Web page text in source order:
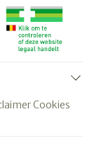
Cookies